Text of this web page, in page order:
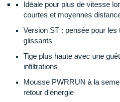
Idéale pour plus de vitesse
courtes et moyennes
Version ST : pensée pour
glissants
Tige plus haute avec une
infiltrations
Mousse PWRRUN à la
retour d'énergie